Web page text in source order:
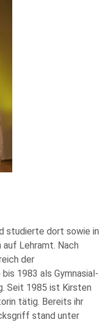
studierte dort sowie in
Lehramt. Nach
der
1983 als Gymnasial-
Seit 1985 ist Kirsten
tätig. Bereits ihr
stand unter